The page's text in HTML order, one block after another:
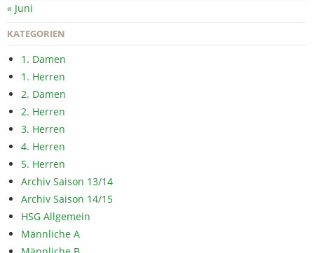
« Juni
KATEGORIEN
1. Damen
1. Herren
2. Damen
2. Herren
3. Herren
4. Herren
5. Herren
Archiv Saison 13/14
Archiv Saison 14/15
HSG Allgemein
Männliche A